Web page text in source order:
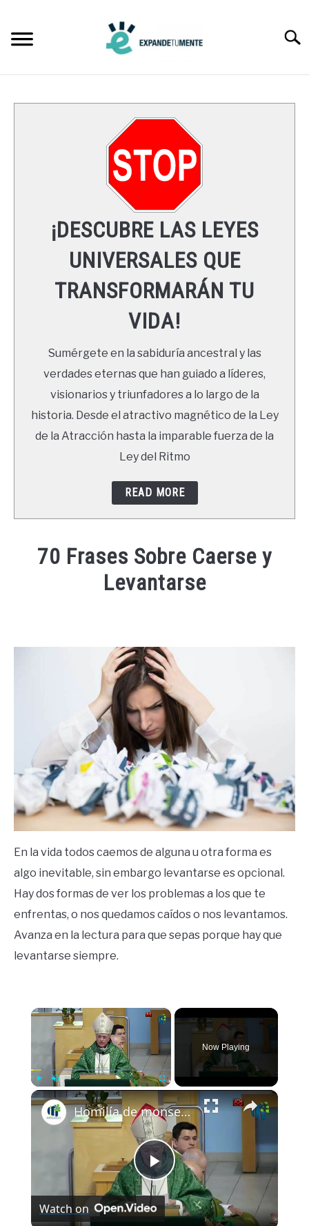
content
LEYES UNIVERSALES
RECURSOS
NEWSLETTER
¡DESCUBRE LAS LEYES
UNIVERSALES QUE
TRANSFORMARÁN TU
VIDA!
Sumérgete en la sabiduría ancestral y las
verdades eternas que han guiado a líderes,
visionarios y triunfadores a lo largo de la
historia. Desde el atractivo magnético de la Ley
de la Atracción hasta la imparable fuerza de la
Ley del Ritmo
READ MORE
70 Frases Sobre Caerse y
Levantarse
En la vida todos caemos de alguna u otra forma es
algo inevitable, sin embargo levantarse es opcional.
Hay dos formas de ver los problemas a los que te
enfrentas, o nos quedamos caídos o nos levantamos.
Avanza en la lectura para que sepas porque hay que
levantarse siempre.
×
Unmute
Now Playing
×
Play
Homilía de monseñor Silvio Báez XI Domingo del tiempo ordinario 14 de junio 2026
Watch on